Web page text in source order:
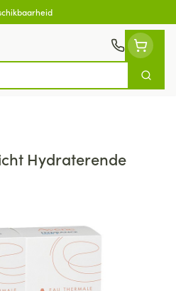
Zoek
Hydraterende